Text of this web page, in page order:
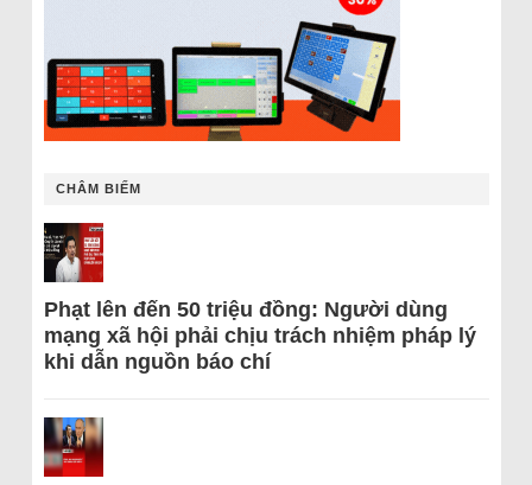
CHÂM BIẾM
Phạt lên đến 50 triệu đồng: Người dùng
mạng xã hội phải chịu trách nhiệm pháp lý
khi dẫn nguồn báo chí